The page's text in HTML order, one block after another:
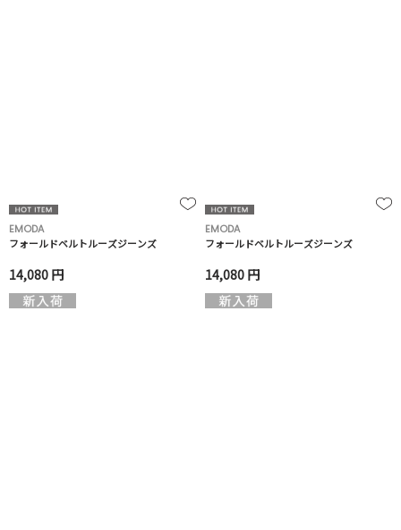
EMODA
フォールドベルトルーズジーンズ
14,080 円
EMODA
フォールドベルトルーズジーンズ
14,080 円